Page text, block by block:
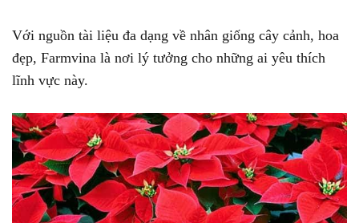
Với nguồn tài liệu đa dạng về nhân giống cây cảnh, hoa
đẹp, Farmvina là nơi lý tưởng cho những ai yêu thích
lĩnh vực này.